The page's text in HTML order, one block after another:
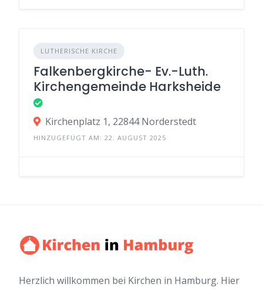
LUTHERISCHE KIRCHE
Falkenbergkirche- Ev.-Luth.
Kirchengemeinde Harksheide
Kirchenplatz 1, 22844 Norderstedt
HINZUGEFÜGT AM: 22. AUGUST 2025
Herzlich willkommen bei Kirchen in Hamburg. Hier